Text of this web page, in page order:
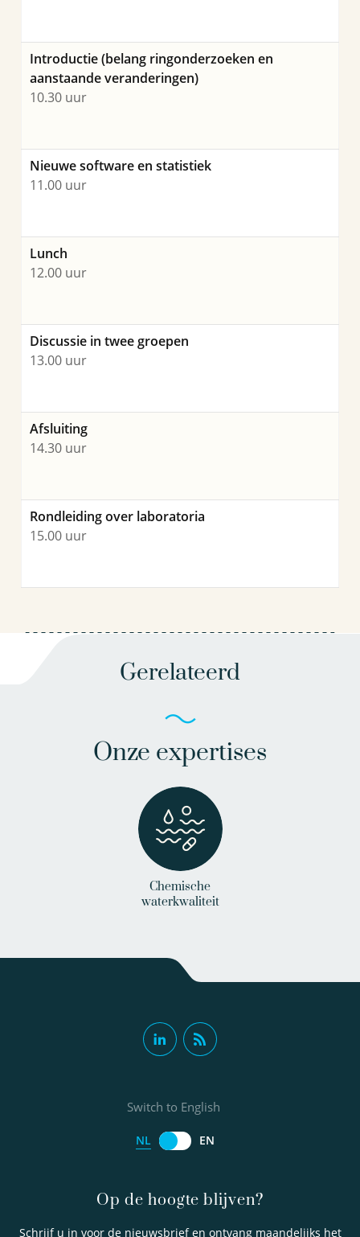
030-6069612
bekijk profiel
Introductie (belang ringonderzoeken en
aanstaande veranderingen)
10.30 uur
Nieuwe software en statistiek
11.00 uur
Lunch
12.00 uur
Discussie in twee groepen
13.00 uur
Afsluiting
14.30 uur
Rondleiding over laboratoria
15.00 uur
Gerelateerd
Onze expertises
Chemische
waterkwaliteit
Op de hoogte blijven?
Schrijf u in voor de nieuwsbrief en ontvang maandelijks het
Switch to English
NL EN